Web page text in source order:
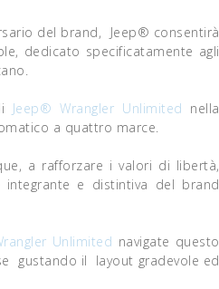
del brand, Jeep® consentirà
dedicato specificatamente agli
Jeep® Wrangler Unlimited nella
a quattro marce.
a rafforzare i valori di libertà,
e distintiva del brand
Unlimited navigate questo
gustando il layout gradevole ed